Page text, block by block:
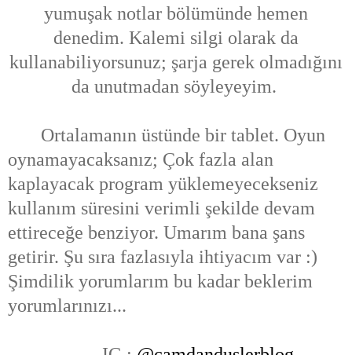
yumuşak notlar bölümünde hemen
denedim. Kalemi silgi olarak da
kullanabiliyorsunuz; şarja gerek olmadığını
da unutmadan söyleyeyim.
Ortalamanın üstünde bir tablet. Oyun
oynamayacaksanız; Çok fazla alan
kaplayacak program yüklemeyecekseniz
kullanım süresini verimli şekilde devam
ettireceğe benziyor. Umarım bana şans
getirir. Şu sıra fazlasıyla ihtiyacım var :)
Şimdilik yorumlarım bu kadar beklerim
yorumlarınızı...